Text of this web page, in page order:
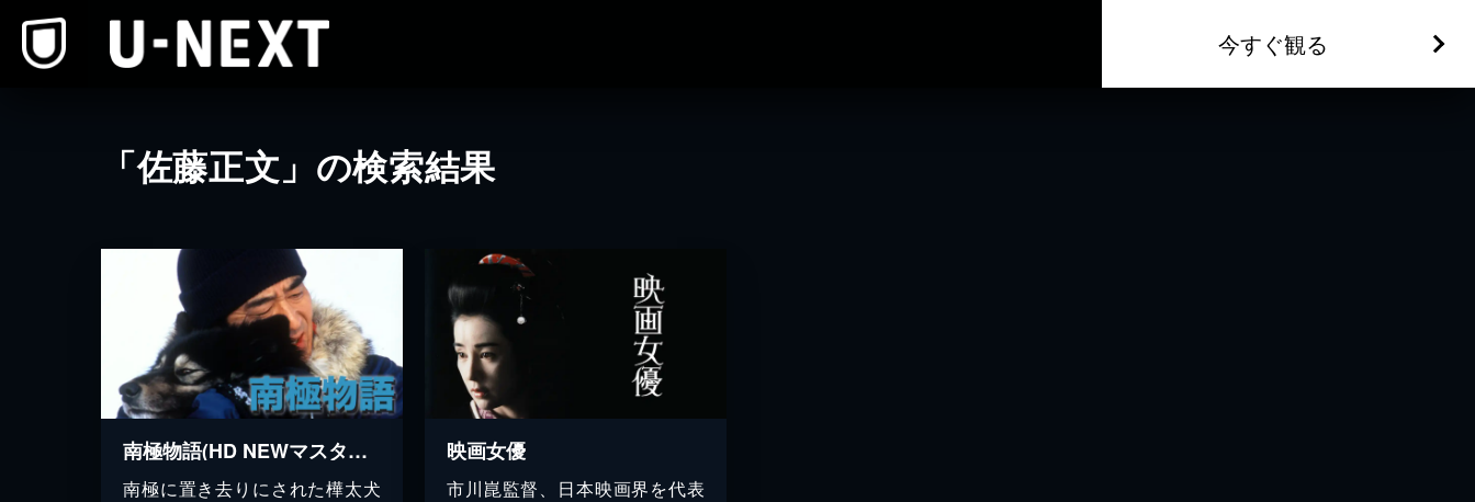
今すぐ観る
「佐藤正文」の検索結果
南極物語(HD NEWマスター）
南極に置き去りにされた樺太犬
映画女優
市川崑監督、日本映画界を代表